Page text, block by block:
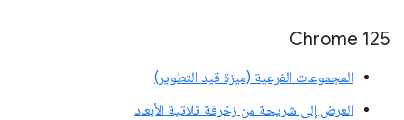
‫Chrome 125
المجموعات الفرعية (ميزة قيد التطوير)
العرض إلى شريحة من زخرفة ثلاثية الأبعاد